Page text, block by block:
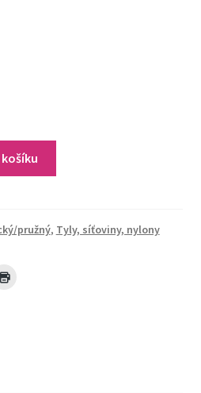
pružný, Tyly, síťoviny, nylony